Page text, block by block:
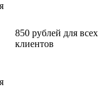
850 рублей для всех
клиентов